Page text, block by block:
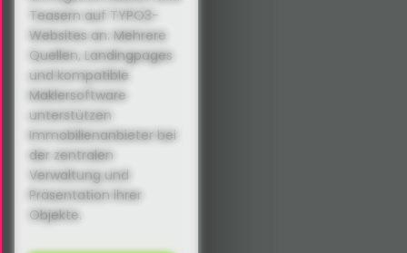
Teasern auf TYPO3-
Websites an. Mehrere
Quellen, Landingpages
und kompatible
Maklersoftware
unterstützen
Immobilienanbieter bei
der zentralen
Verwaltung und
Präsentation ihrer
Objekte.